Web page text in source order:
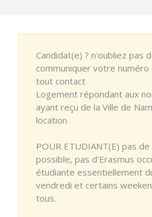
Candidat(e) ? n'oubliez pas
communiquer votre
tout contact
Logement répondant aux
ayant reçu de la Ville de
location
POUR ETUDIANT(E) pas
possible, pas d'Erasmus
étudiante essentiellement
vendredi et certains
tous.